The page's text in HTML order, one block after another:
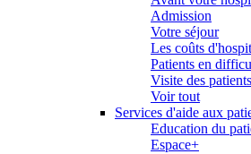
Admission
Votre séjour
Les coûts
Patients en
Visite des
Voir tout
Services d'aide aux
Education du
Espace+